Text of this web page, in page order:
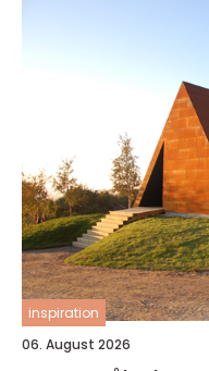
inspiration
06. August 2026